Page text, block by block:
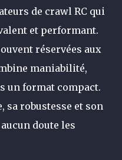
de crawl RC qui
et performant.
réservées aux
maniabilité,
un format compact.
sa robustesse et son
doute les